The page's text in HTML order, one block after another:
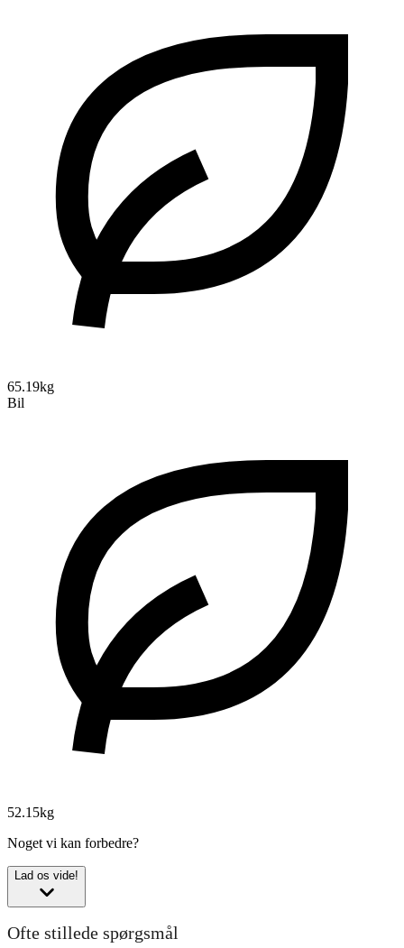
65.19kg
Bil
52.15kg
Noget vi kan forbedre?
Lad os vide!
Ofte stillede spørgsmål